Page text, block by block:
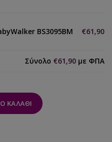
BS3095BM €61,90
Σύνολο €61,90 με ΦΠΑ
ΚΑΛΆΘΙ